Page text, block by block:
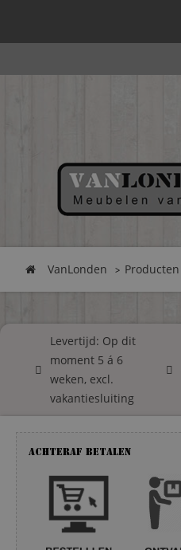
VanLonden Producten
Levertijd: Op dit
moment 5 á 6
weken, excl.
vakantiesluiting
Achteraf betalen